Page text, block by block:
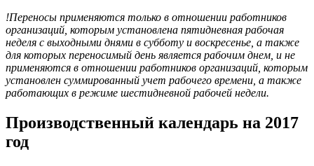
!Переносы применяются только в отношении работников
организаций, которым установлена пятидневная рабочая
неделя с выходными днями в субботу и воскресенье, а также
для которых переносимый день является рабочим днем, и не
применяются в отношении работников организаций, которым
установлен суммированный учет рабочего времени, а также
работающих в режиме шестидневной рабочей недели.
Производственный календарь на 2017
год